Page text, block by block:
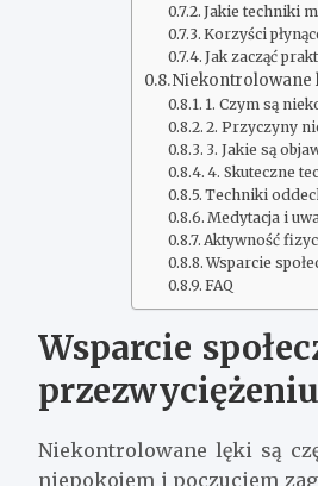
Jakie techniki
Korzyści
Jak zacząć
Niekontrolowane
1. Czym są
2. Przyczyny
3. Jakie są
4. Skuteczne
Techniki
Medytacja i
Aktywność
Wsparcie
FAQ
Wsparcie
Niekontrolowane lęki są
niepokojem i poczuciem